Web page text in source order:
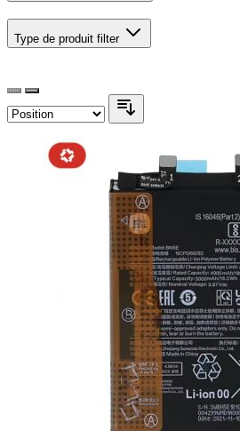
Type de produit filter